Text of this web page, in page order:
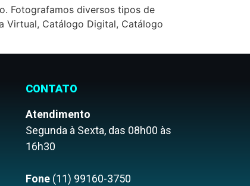
Fotografamos diversos tipos de
Virtual, Catálogo Digital, Catálogo
CONTATO
Atendimento
Segunda à Sexta, das 08h00 às
16h30
Fone (11) 99160-3750